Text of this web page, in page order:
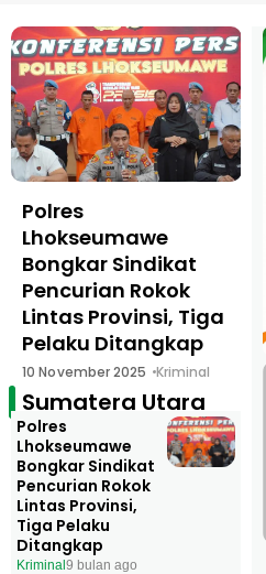
Polres
Lhokseumawe
Bongkar Sindikat
Pencurian Rokok
Lintas Provinsi, Tiga
Pelaku Ditangkap
10 November 2025 Kriminal
Sumatera Utara
Polres
Lhokseumawe
Bongkar Sindikat
Pencurian Rokok
Lintas Provinsi,
Tiga Pelaku
Ditangkap
Kriminal 9 bulan ago